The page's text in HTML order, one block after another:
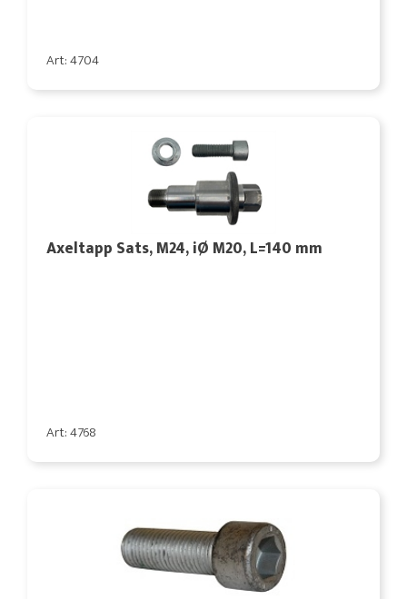
Art: 4704
Axeltapp Sats, M24, iØ M20, L=140 mm
Art: 4768